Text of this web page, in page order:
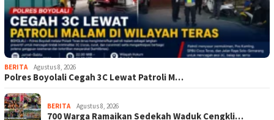
BERITA Agustus 8, 2026
Polres Boyolali Cegah 3C Lewat Patroli M…
BERITA Agustus 8, 2026
700 Warga Ramaikan Sedekah Waduk Cengkli…